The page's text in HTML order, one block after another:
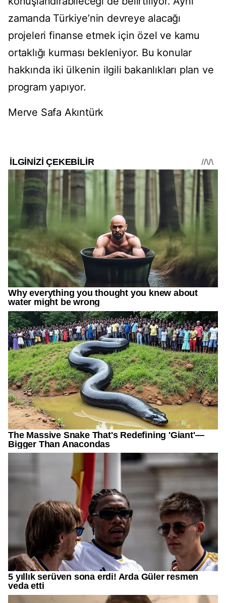
zamanda Türkiye’nin devreye alacağı
projeleri finanse etmek için özel ve kamu
ortaklığı kurması bekleniyor. Bu konular
hakkında iki ülkenin ilgili bakanlıkları plan ve
program yapıyor.
Merve Safa Akıntürk